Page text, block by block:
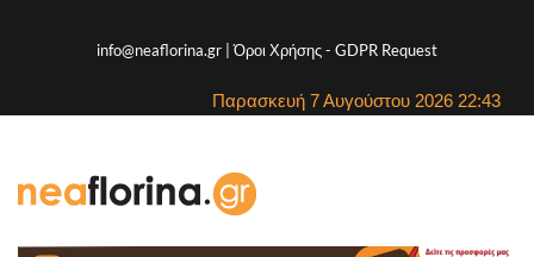
info@neaflorina.gr |Όροι Χρήσης- GDPR Request
Παρασκευή 7 Αυγούστου 2026 22:43